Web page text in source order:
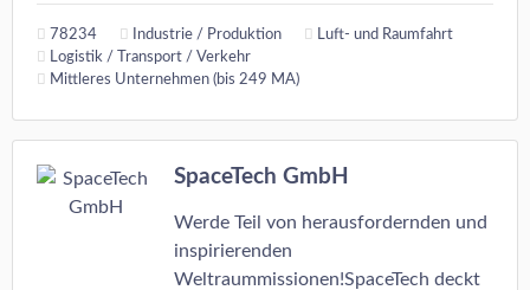
78234 Industrie / Produktion
Luft- und Raumfahrt
Logistik / Transport / Verkehr
Mittleres Unternehmen (bis 249 MA)
SpaceTech GmbH
Werde Teil von herausfordernden und
inspirierenden
Weltraummissionen!SpaceTech deckt